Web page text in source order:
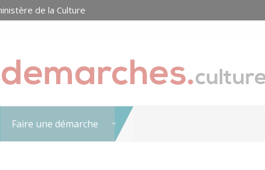
de la Culture
Faire une démarche